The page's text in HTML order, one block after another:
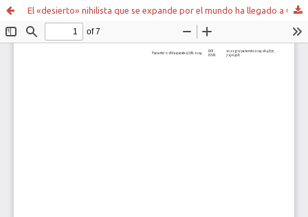
El «desierto» nihilista que se expande por el mundo ha llegado a Gotham.